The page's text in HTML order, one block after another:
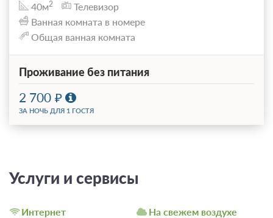
40м2
Телевизор
Ванная комната в номере
Общая ванная комната
Проживание без питания
2 700
ЗА НОЧЬ ДЛЯ 1 ГОСТЯ
Услуги и сервисы
Интернет На свежем воздухе